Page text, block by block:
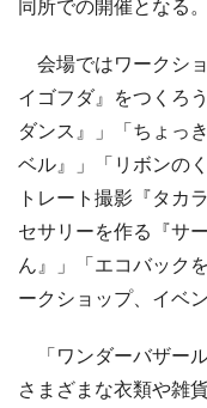
同所での開催となる。
会場ではワークシ
イゴフダ』をつくろ
ダンス』」「ちょっ
ベル』」「リボンの
トレート撮影『タカ
セサリーを作る『サ
ん』」「エコバック
ークショップ、イベ
「ワンダーバザー
さまざまな衣類や雑